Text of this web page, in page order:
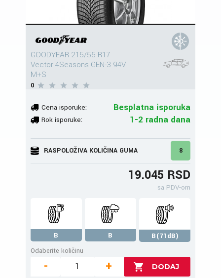
GOODYEAR 215/55 R17
Vector 4Seasons GEN-3 94V
M+S
0
Cena isporuke: Besplatna isporuka
Rok isporuke: 1-2 radna dana
RASPOLOŽIVA KOLIČINA GUMA 8
19.045 RSD
sa PDV-om
B B
B(71dB)
Odaberite količinu
- +